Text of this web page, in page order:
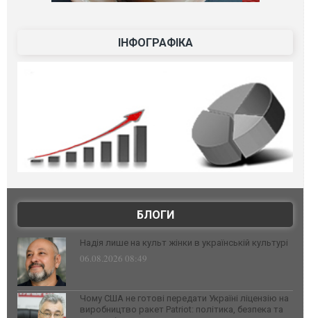
ІНФОГРАФІКА
БЛОГИ
Надія лише на культ жінки в українській культурі
06.08.2026 08:49
Чому США не готові передати Україні ліцензію на
виробництво ракет Patriot: політика, безпека та